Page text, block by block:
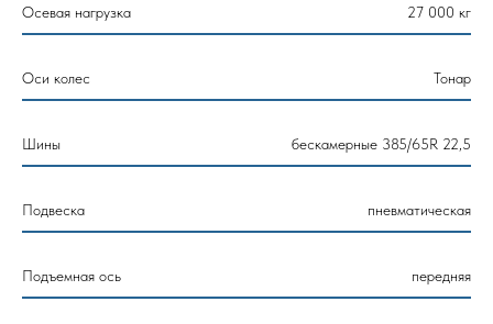
Осевая нагрузка 27 000 кг
Оси колес Тонар
Шины бескамерные 385/65R 22,5
Подвеска пневматическая
Подъемная ось передняя